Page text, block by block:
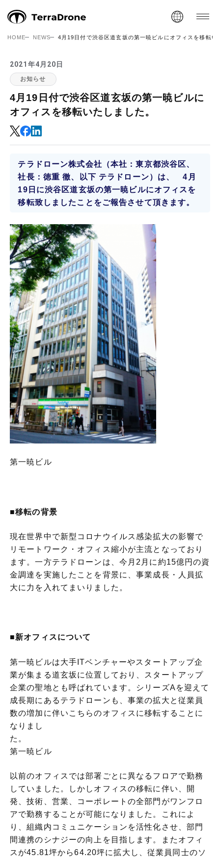
HOME NEWS 4月19日付で渋谷区道玄坂の第一暁ビルにオフィスを移転い
2021年4月20日
お知らせ
4月19日付で渋谷区道玄坂の第一暁ビルに
オフィスを移転いたしました。
テラドローン株式会社（本社：東京都渋谷区、
社長：徳重 徹、以下 テラドローン）は、 4月
19日に渋谷区道玄坂の第一暁ビルにオフィスを
移転致しましたことをご報告させて頂きます。
第一暁ビル
■移転の背景
現在世界中で新型コロナウイルス感染拡大の影響で
リモートワーク・オフィス縮小が主流となっており
ます。一方テラドローンは、今月2月に約15億円の資
金調達を実施したことを背景に、事業成長・人員拡
大に力を入れてまいりました。
■新オフィスについて
第一暁ビルは大手ITベンチャーやスタートアップ企
業が集まる道玄坂に位置しており、スタートアップ
企業の聖地とも呼ばれています。
シリーズAを迎えて
成長期にあるテラドローンも、事業の拡大と従業員
数の増加に伴いこちらのオフィスに移転することに
なりまし
第一暁ビル
以前のオフィスでは部署ごとに異なるフロアで勤務
していました。しかしオフィスの移転に伴い、開
発、技術、営業、コーポレートの全部門がワンフロ
アで勤務することが可能になりました。これによ
り、組織内コミュニケーションを活性化させ、部門
間連携のシナジーの向上を目指します。またオフィ
スが45.81坪から64.20坪に拡大し、従業員同士のソ